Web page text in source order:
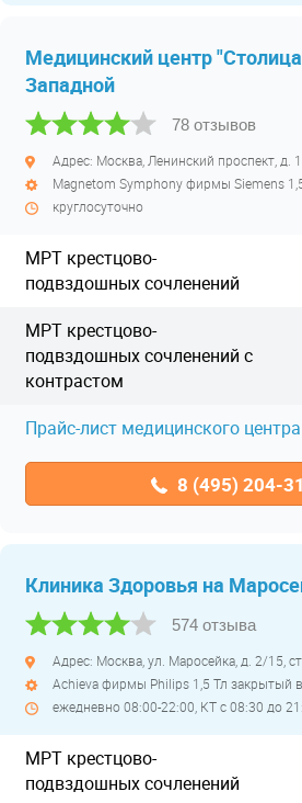
Медицинский центр
Западной
78 отзывов
Адрес: Москва, Ленинский проспект, д.
круглосуточно
МРТ крестцово-
подвздошных сочленений
МРТ крестцово-
подвздошных сочленений с
контрастом
Прайс-лист медицинского центра
8 (495) 204-
Клиника Здоровья на
574 отзыва
Адрес: Москва, ул. Маросейка, д. 2/15,
Achieva фирмы Philips 1,5 Тл закрытый
ежедневно 08:00-22:00, КТ с 08:30 до
МРТ крестцово-
подвздошных сочленений